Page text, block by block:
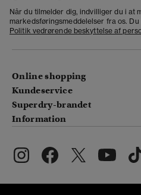
Når du tilmelder dig, indvilliger du i at
markedsføringsmeddelelser fra os.
Politik vedrørende beskyttelse af
Online shopping
Kundeservice
Superdry-brandet
Information